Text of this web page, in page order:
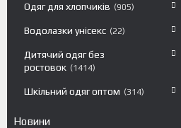
Одяг для хлопчиків 905
Водолазки унісекс 22
Дитячий одяг без
ростовок
1414
Шкільний одяг оптом 314
Новини